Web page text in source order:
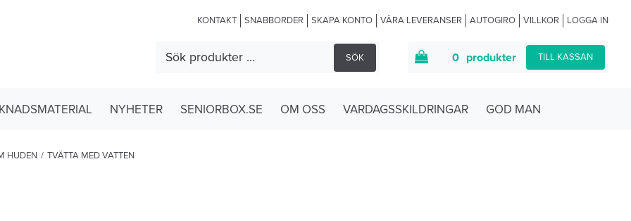
KONTAKT SNABBORDER SKAPA KONTO VÅRA LEVERANSER AUTOGIRO VILLKOR LOGGA IN
SÖK 0 produkter TILL KASSAN
NYHETER SENIORBOX.SE OM OSS VARDAGSSKILDRINGAR GOD MAN
HUDEN / TVÄTTA MED VATTEN